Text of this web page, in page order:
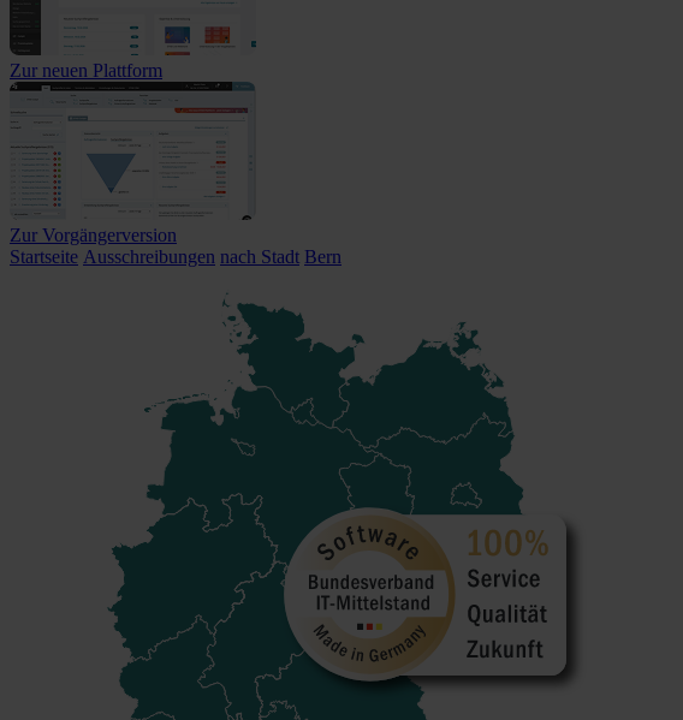
Zur neuen Plattform
Zur Vorgängerversion
Startseite Ausschreibungen nach Stadt Bern